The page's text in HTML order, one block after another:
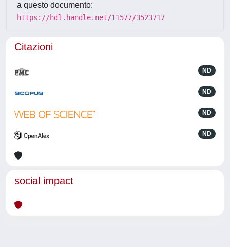
a questo documento:
https://hdl.handle.net/11577/3523717
Citazioni
ND
ND
ND
ND
social impact